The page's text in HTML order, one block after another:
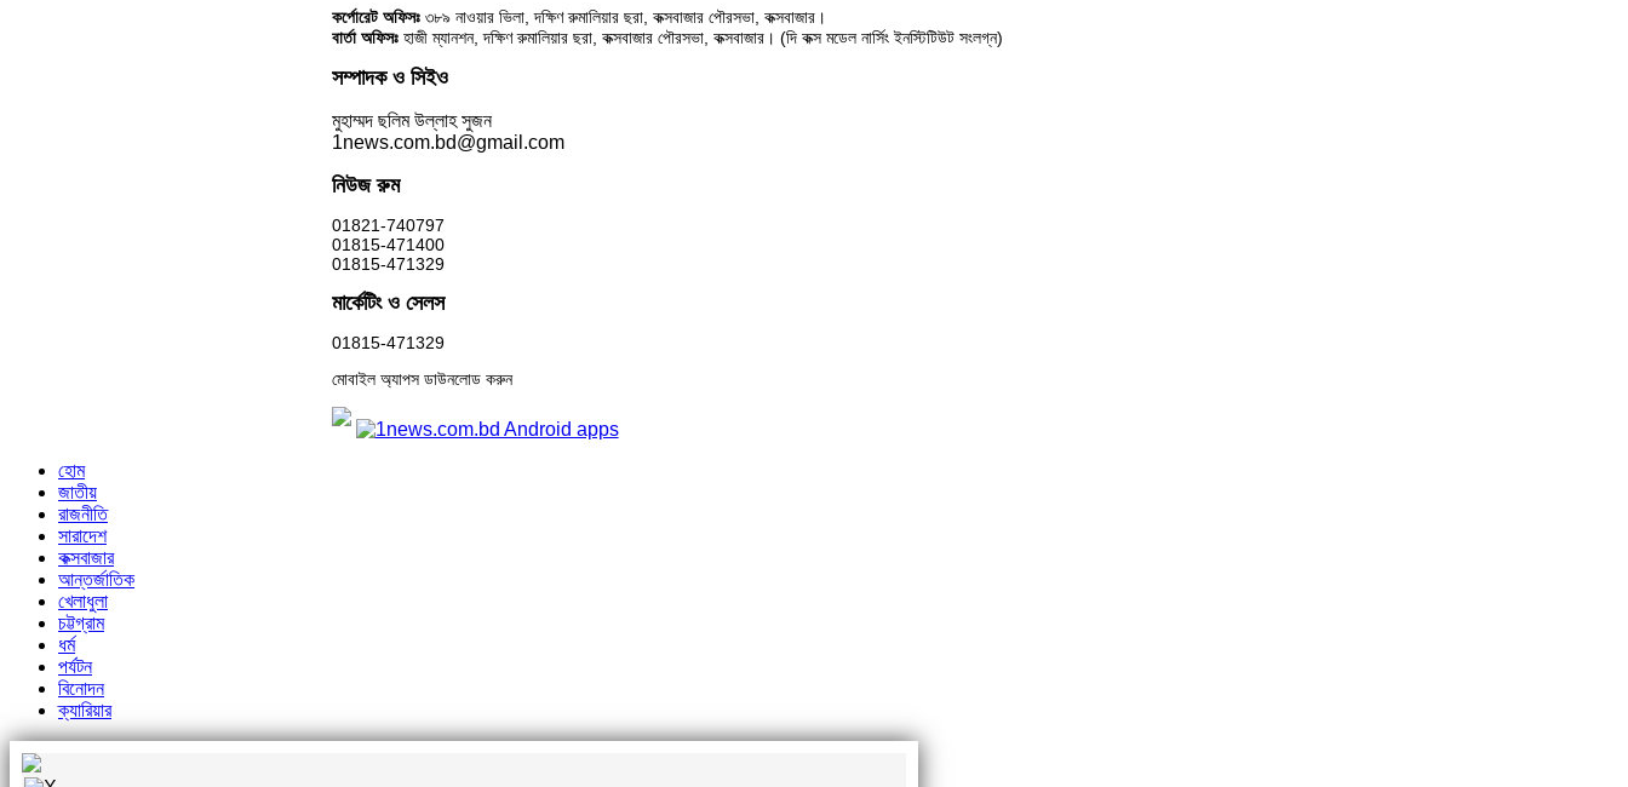
কর্পোরেট অফিসঃ৩৮৯ নাওয়ার ভিলা, দক্ষিণ রুমালিয়ার ছরা, কক্সবাজার পৌরসভা, কক্সবাজার।
বার্তা অফিসঃ হাজী ম্যানশন, দক্ষিণ রুমালিয়ার ছরা, কক্সবাজার পৌরসভা, কক্সবাজার। (দি কক্স মডেল নার্সিং ইনস্টিটিউট সংলগ্ন)
সম্পাদক ও সিইও
মুহাম্মদ ছলিম উল্লাহ সুজন
1news.com.bd@gmail.com
নিউজ রুম
01821-740797
01815-471400
01815-471329
মার্কেটিং ও সেলস
01815-471329
মোবাইল অ্যাপস ডাউনলোড করুন
হোম
জাতীয়
রাজনীতি
সারাদেশ
কক্সবাজার
আন্তর্জাতিক
খেলাধুলা
চট্টগ্রাম
ধর্ম
পর্যটন
বিনোদন
ক্যারিয়ার